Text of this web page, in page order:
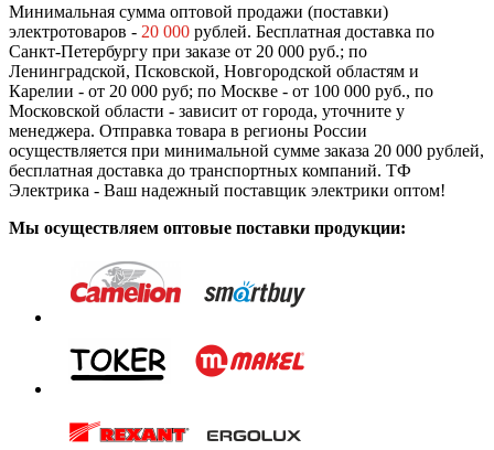
Минимальная сумма оптовой продажи (поставки)
электротоваров - 20 000 рублей. Бесплатная доставка по
Санкт-Петербургу при заказе от 20 000 руб.; по
Ленинградской, Псковской, Новгородской областям и
Карелии - от 20 000 руб; по Москве - от 100 000 руб., по
Московской области - зависит от города, уточните у
менеджера. Отправка товара в регионы России
осуществляется при минимальной сумме заказа 20 000 рублей,
бесплатная доставка до транспортных компаний. ТФ
Электрика - Ваш надежный поставщик электрики оптом!
Мы осуществляем оптовые поставки продукции: